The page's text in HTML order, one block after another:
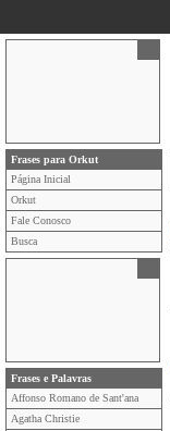
Frases para Orkut
Página Inicial
Orkut
Fale Conosco
Busca
Frases e Palavras
Affonso Romano de Sant'ana
Agatha Christie